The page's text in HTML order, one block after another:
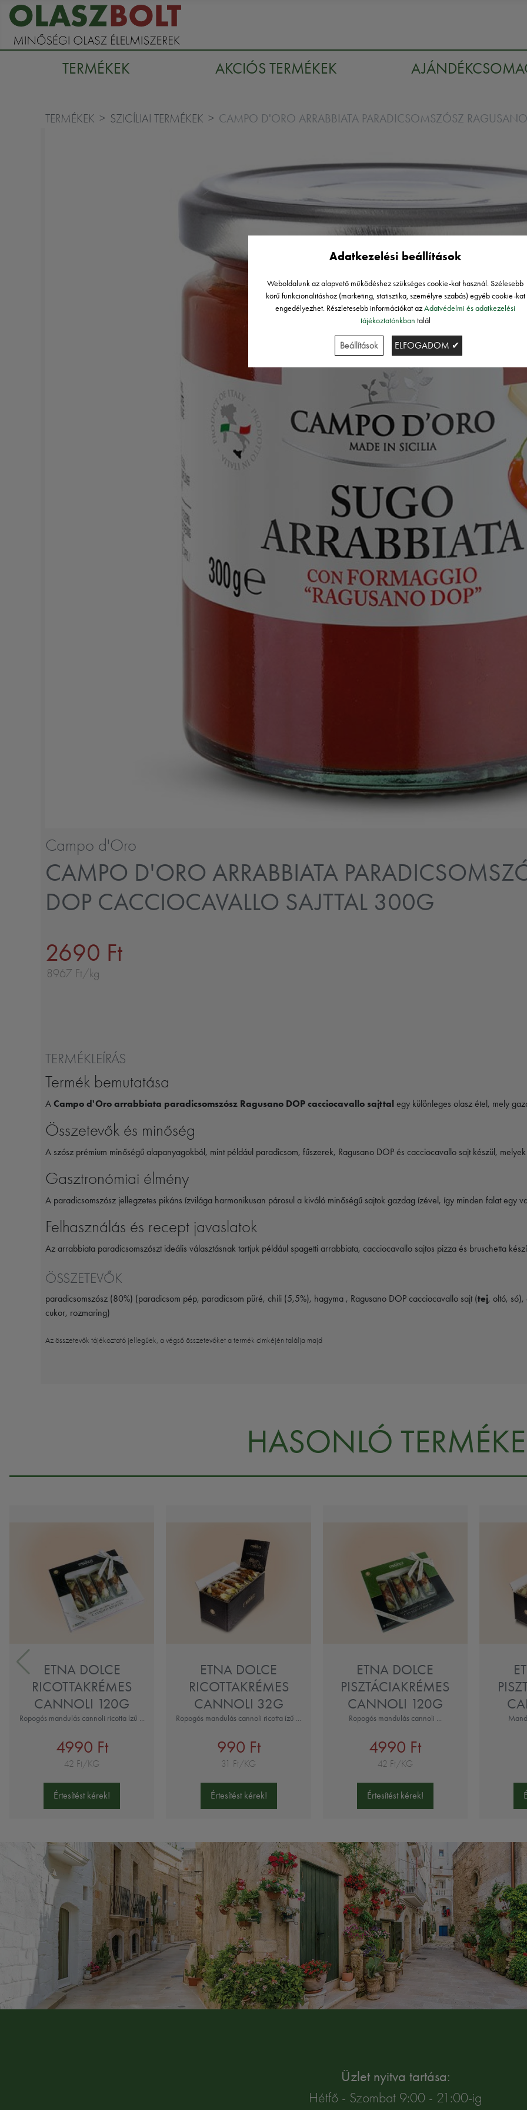
TERMÉKEK AKCIÓS TERMÉKEK
TERMÉKEK SZICÍLIAI TERMÉKEK CAMPO D'ORO ARRABBIATA PARADICSOMSZÓSZ
Campo d'Oro
CAMPO D'ORO ARRABBIATA
DOP CACCIOCAVALLO SAJTTAL 300G
2690 Ft
8967 Ft/kg
TERMÉKLEÍRÁS
Termék bemutatása
A Campo d'Oro arrabbiata paradicsomszósz Ragusano DOP cacciocavallo sajttal egy különleges olasz étel, mely
Összetevők és minőség
A szósz prémium minőségű alapanyagokból, mint például paradicsom, fűszerek, Ragusano DOP és cacciocavallo sajt készül,
Gasztronómiai élmény
A paradicsomszósz jellegzetes pikáns ízvilága harmonikusan párosul a kiváló minőségű sajtok gazdag ízével, így minden falat egy
Felhasználás és recept javaslatok
Az arrabbiata paradicsomszószt ideális választásnak tartjuk például spagetti arrabbiata, cacciocavallo sajtos pizza és bruschetta
ÖSSZETEVŐK
paradicsomszósz (80%) (paradicsom pép, paradicsom püré, chili (5,5%), hagyma , Ragusano DOP cacciocavallo sajt (tej, oltó,
cukor, rozmaring)
Az összetevők tájékoztató jellegűek, a végső összetevőket a termék cimkéjén találja majd
HASONLÓ
ETNA DOLCE
RICOTTAKRÉMES
CANNOLI 120G
Ropogós mandulás cannoli ricotta ízű ...
4990 Ft
42 Ft/KG
Értesítést kérek!
ETNA DOLCE
RICOTTAKRÉMES
CANNOLI 32G
Ropogós mandulás cannoli ricotta ízű ...
990 Ft
31 Ft/KG
Értesítést kérek!
ETNA DOLCE
PISZTÁCIAKRÉMES
CANNOLI 120G
Ropogós mandulás cannoli ...
4990 Ft
42 Ft/KG
Értesítést kérek!
Üzlet nyitva tartása:
Hétfő - Szombat 9:00 - 21:00-ig
Adatkezelési beállítások
Weboldalunk az alapvető működéshez szükséges cookie-kat használ. Szélesebb
körű funkcionalitáshoz (marketing, statisztika, személyre szabás) egyéb cookie-kat
engedélyezhet. Részletesebb információkat azAdatvédelmi és adatkezelési
tájékoztatónkban talál
Beállítások ELFOGADOM ✔